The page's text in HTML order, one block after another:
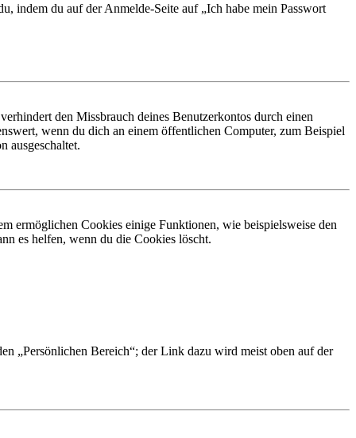
indem du auf der Anmelde-Seite auf „Ich habe mein Passwort
den Missbrauch deines Benutzerkontos durch einen
wenn du dich an einem öffentlichen Computer, zum Beispiel
ausgeschaltet.
ermöglichen Cookies einige Funktionen, wie beispielsweise den
es helfen, wenn du die Cookies löscht.
„Persönlichen Bereich“; der Link dazu wird meist oben auf der